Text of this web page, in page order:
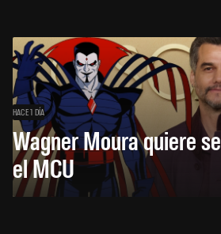
HACE 1 DÍA
Wagner Moura quiere
el MCU